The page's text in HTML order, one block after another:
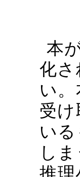
本
化
い
受
い
し
推